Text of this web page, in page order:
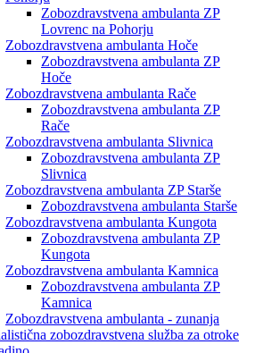
Zobozdravstvena ambulanta ZP
Lovrenc na Pohorju
Zobozdravstvena ambulanta Hoče
Zobozdravstvena ambulanta ZP
Hoče
Zobozdravstvena ambulanta Rače
Zobozdravstvena ambulanta ZP
Rače
Zobozdravstvena ambulanta Slivnica
Zobozdravstvena ambulanta ZP
Slivnica
Zobozdravstvena ambulanta ZP Starše
Zobozdravstvena ambulanta Starše
Zobozdravstvena ambulanta Kungota
Zobozdravstvena ambulanta ZP
Kungota
Zobozdravstvena ambulanta Kamnica
Zobozdravstvena ambulanta ZP
Kamnica
Zobozdravstvena ambulanta - zunanja
zobozdravstvena služba za otroke